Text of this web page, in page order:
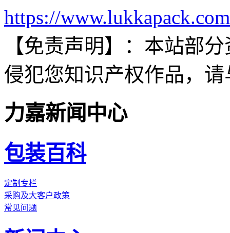
https://www.lukkapack.com
【免责声明】： 本站部
侵犯您知识产权作品，
力嘉新闻中心
包装百科
定制专栏
采购及大客户政策
常见问题